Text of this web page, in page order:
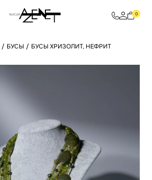
0
/ БУСЫ / БУСЫ ХРИЗОЛИТ, НЕФРИТ